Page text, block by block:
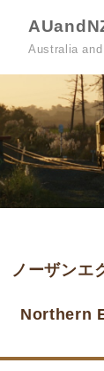
Australia
ノーザン
Northern